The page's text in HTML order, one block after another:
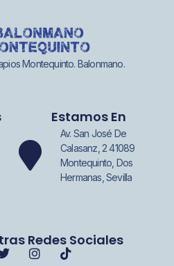
Montequinto. Balonmano.
Estamos En
Av. San José De
Calasanz, 2 41089
Montequinto, Dos
Hermanas, Sevilla
Redes Sociales